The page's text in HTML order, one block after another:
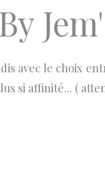
avec le choix
si affinité... (